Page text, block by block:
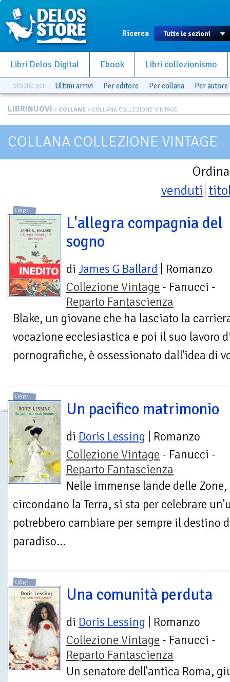
Ricerca
Libri Delos Digital Ebook Libri collezionismo
Sfoglia per Ultimi arrivi Per editore Per collana Per autore
LIBRINUOVI > COLLANE > COLLANA COLLEZIONE VINTAGE
COLLANA COLLEZIONE VINTAGE
venduti
LIBRI
L'allegra compagnia del
sogno
di James G Ballard | Romanzo
Collezione Vintage - Fanucci -
Reparto Fantascienza
Blake, un giovane che ha lasciato la
vocazione ecclesiastica e poi il suo lavoro
pornografiche, è ossessionato dall'idea di
LIBRI
Un pacifico matrimonio
di Doris Lessing | Romanzo
Collezione Vintage - Fanucci -
Reparto Fantascienza
Nelle immense lande delle
circondano la Terra, si sta per celebrare
potrebbero cambiare per sempre il destino
paradiso...
LIBRI
Una comunità perduta
di Doris Lessing | Romanzo
Collezione Vintage - Fanucci -
Reparto Fantascienza
Un senatore dell'antica Roma,